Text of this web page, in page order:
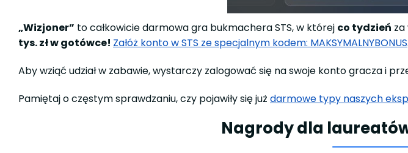
„Wizjoner” to całkowicie darmowa gra bukmachera STS, w której co tydzień
tys. zł w gotówce! Załóż konto w STS ze specjalnym kodem: MAKSYMALNYBONUS.
Aby wziąć udział w zabawie, wystarczy zalogować się na swoje konto gracza i
Pamiętaj o częstym sprawdzaniu, czy pojawiły się już darmowe typy naszych
Nagrody dla